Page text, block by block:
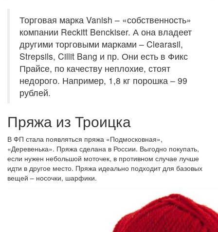
Торговая марка Vanish – «собственность»
компании Reckitt Benckiser. А она владеет
другими торговыми марками – Clearasil,
Strepsils, Cillit Bang и пр. Они есть в Фикс
Прайсе, по качеству неплохие, стоят
недорого. Например, 1,8 кг порошка – 99
рублей.
Пряжа из Троицка
В ФП стала появляться пряжа «Подмосковная»,
«Деревенька». Пряжа сделана в России. Выгодно покупать,
если нужен небольшой моточек, в противном случае лучше
идти в другое место. Пряжа идеально подходит для базовых
вещей – носочки, шарфики.